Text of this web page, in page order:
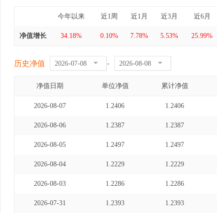
今年以来 近1周 近1月 近3月 近6月
净值增长 34.18% 0.10% 7.78% 5.53% 25.99%
历史净值 -
净值日期 单位净值 累计净值
2026-08-07 1.2406 1.2406
2026-08-06 1.2387 1.2387
2026-08-05 1.2497 1.2497
2026-08-04 1.2229 1.2229
2026-08-03 1.2286 1.2286
2026-07-31 1.2393 1.2393